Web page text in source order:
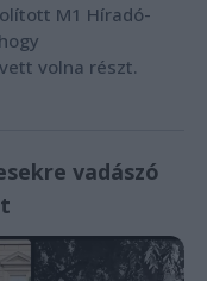
M1 Híradó-
volna részt.
vadászó